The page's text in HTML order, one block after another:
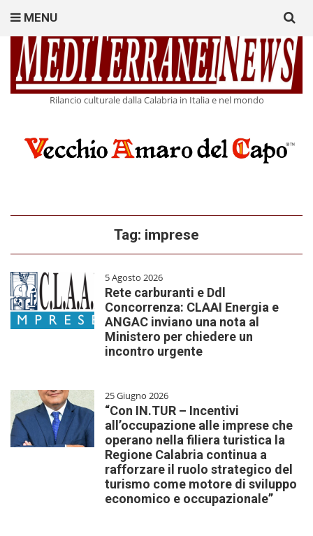
Rilancio culturale dalla Calabria in Italia e nel mondo
MENU
for:
Tag: imprese
5 Agosto 2026
Rete carburanti e Ddl
Concorrenza: CLAAI Energia e
ANGAC inviano una nota al
Ministero per chiedere un
incontro urgente
25 Giugno 2026
“Con IN.TUR – Incentivi
all’occupazione alle imprese che
operano nella filiera turistica la
Regione Calabria continua a
rafforzare il ruolo strategico del
turismo come motore di sviluppo
economico e occupazionale”